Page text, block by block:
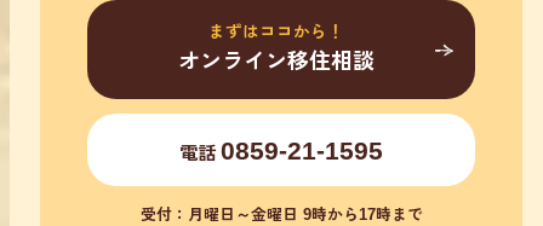
まずはココから！
オンライン移住相談
電話 0859-21-1595
受付：月曜日～金曜日 9時から17時まで